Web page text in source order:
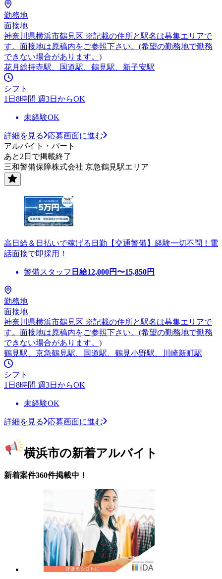
勤務地
面接地
神奈川県横浜市鶴見区 ※記載の住所と駅名は募集エリアで
す。面接地は原稿内をご参照下さい。(希望の勤務地で勤務
できない場合があります。)
花月総持寺駅、国道駅、鶴見駅、新子安駅
シフト
1日8時間 週3日からOK
未経験OK
詳細を見る
応募画面に進む
アルバイト・パート
あと2日で掲載終了
三和警備保障株式会社 京急鶴見駅エリア
高日給＆日払いで稼げる日勤【交通警備】経験一切不問！電
話面接で即採用！
警備スタッフ 日給12,000円〜15,850円
勤務地
面接地
神奈川県横浜市鶴見区 ※記載の住所と駅名は募集エリアで
す。面接地は原稿内をご参照下さい。(希望の勤務地で勤務
できない場合があります。)
鶴見駅、京急鶴見駅、国道駅、鶴見小野駅、川崎新町駅
シフト
1日8時間 週3日からOK
未経験OK
詳細を見る 応募画面に進む
横浜市の新着アルバイト
新着案件360件掲載中！